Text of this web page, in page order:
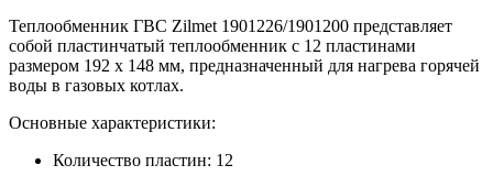
Теплообменник ГВС Zilmet 1901226/1901200 представляет
собой пластинчатый теплообменник с 12 пластинами
размером 192 x 148 мм, предназначенный для нагрева горячей
воды в газовых котлах.
Основные характеристики:
Количество пластин: 12